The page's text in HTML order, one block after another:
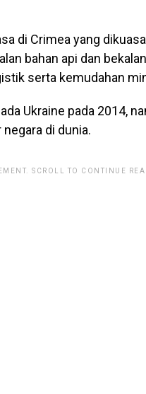
di Crimea yang
bahan api dan
serta kemudahan
Ukraine pada 2014,
di dunia.
SCROLL TO CONTINUE